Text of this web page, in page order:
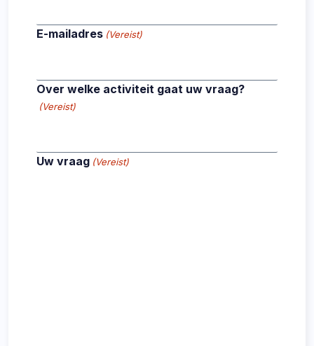
E-mailadres (Vereist)
Over welke activiteit gaat uw vraag?
(Vereist)
Uw vraag (Vereist)